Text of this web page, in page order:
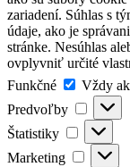
zariadení. Súhlas s
údaje, ako je
stránke. Nesúhlas
ovplyvniť určité
Funkčné
Funkčné
Vždy
Predvoľby
Štatistiky Štatistiky
Marketing